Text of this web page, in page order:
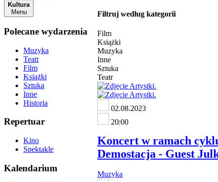
Kultura
Menu
Polecane wydarzenia
Muzyka
Teatr
Film
Książki
Sztuka
Inne
Historia
Repertuar
Kino
Spektakle
Kalendarium
Filtruj według kategorii
Film
Książki
Muzyka
Inne
Sztuka
Teatr
02.08.2023
20:00
Koncert w ramach
Demostacja - Guest
Muzyka